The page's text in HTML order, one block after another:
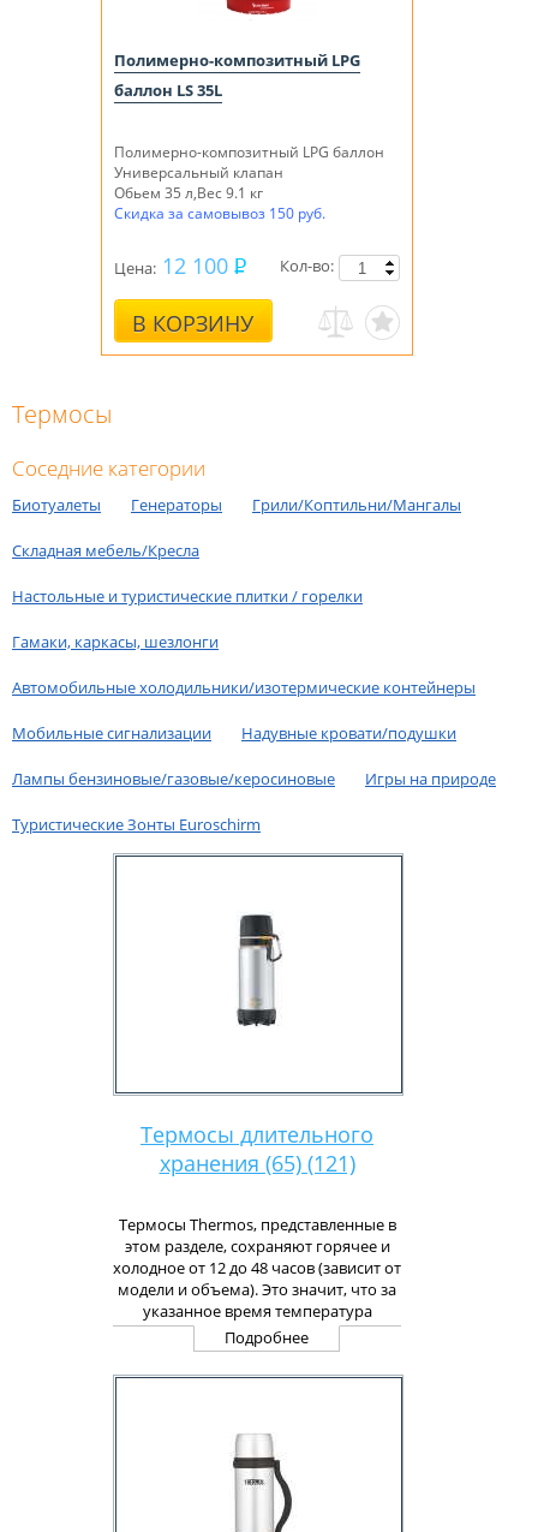
Полимерно-композитный LPG
баллон LS 35L
Полимерно-композитный LPG баллон
Универсальный клапан
Обьем 35 л,Вес 9.1 кг
Скидка за самовывоз 150 руб.
Цена: 12 100
В КОРЗИНУ
Кол-во:
Термосы
Соседние категории
Биотуалеты Генераторы Грили/Коптильни/Мангалы
Складная мебель/Кресла
Hастольные и туристические плитки / горелки
Гамаки, каркасы, шезлонги
Автомобильные холодильники/изотермические контейнеры
Мобильные сигнализации Надувные кровати/подушки
Лампы бензиновые/газовые/керосиновые Игры на природе
Туристические Зонты Euroschirm
Термосы длительного
хранения (65) (121)
Термосы Thermos, представленные в
этом разделе, сохраняют горячее и
холодное от 12 до 48 часов (зависит от
модели и объема). Это значит, что за
указанное время температура
горячей воды (100 гр.С), залитая в
термос, не опустится ниже 55 гр. С. У
нас представленны только лучшие
Подробнее